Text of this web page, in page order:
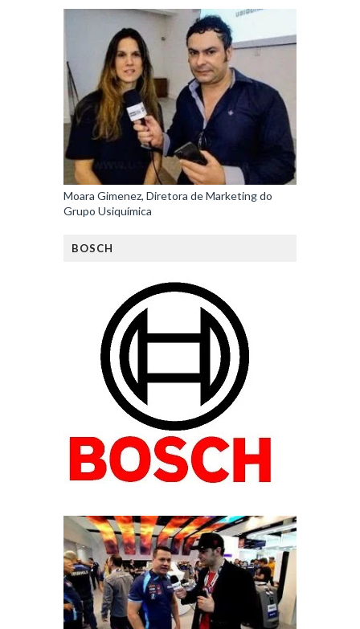
Moara Gimenez, Diretora de Marketing do
Grupo Usiquímica
BOSCH